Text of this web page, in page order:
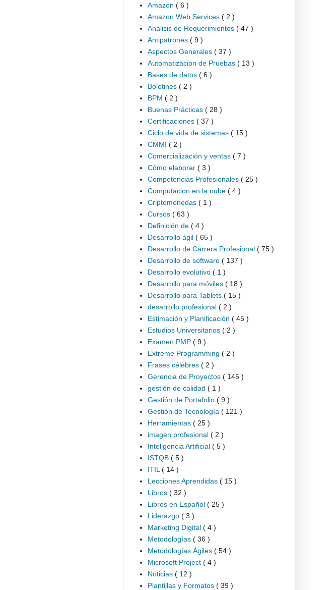
Amazon ( 6 )
Amazon Web Services ( 2 )
Análisis de Requerimientos ( 47 )
Antipatrones ( 9 )
Aspectos Generales ( 37 )
Automatización de Pruebas ( 13 )
Bases de datos ( 6 )
Boletines ( 2 )
BPM ( 2 )
Buenas Prácticas ( 28 )
Certificaciones ( 37 )
Ciclo de vida de sistemas ( 15 )
CMMI ( 2 )
Comercialización y ventas ( 7 )
Cómo elaborar ( 3 )
Competencias Profesionales ( 25 )
Computacion en la nube ( 4 )
Criptomonedas ( 1 )
Cursos ( 63 )
Definición de ( 4 )
Desarrollo ágil ( 65 )
Desarrollo de Carrera Profesional ( 75 )
Desarrollo de software ( 137 )
Desarrollo evolutivo ( 1 )
Desarrollo para móviles ( 18 )
Desarrollo para Tablets ( 15 )
desarrollo profesional ( 2 )
Estimación y Planificación ( 45 )
Estudios Universitarios ( 2 )
Examen PMP ( 9 )
Extreme Programming ( 2 )
Frases célebres ( 2 )
Gerencia de Proyectos ( 145 )
gestión de calidad ( 1 )
Gestión de Portafolio ( 9 )
Gestión de Tecnología ( 121 )
Herramientas ( 25 )
imagen profesional ( 2 )
Inteligencia Artificial ( 5 )
ISTQB ( 5 )
ITIL ( 14 )
Lecciones Aprendidas ( 15 )
Libros ( 32 )
Libros en Español ( 25 )
Liderazgo ( 3 )
Marketing Digital ( 4 )
Metodologías ( 36 )
Metodologías Ágiles ( 54 )
Microsoft Project ( 4 )
Noticias ( 12 )
Plantillas y Formatos ( 39 )